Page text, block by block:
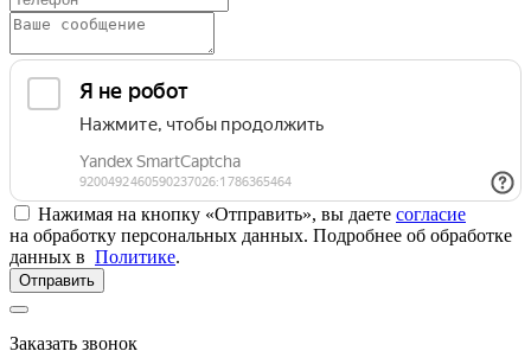
Нажимая на кнопку «Отправить», вы даете согласие
на обработку персональных данных. Подробнее об обработке
данных в Политике.
Отправить
Заказать звонок